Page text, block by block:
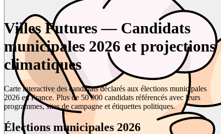
Villes Futures — Candidats
municipales 2026 et projections
climatiques
Carte interactive des candidats déclarés aux élections municipales
2026 en France. Plus de 50 000 candidats référencés avec leurs
programmes, sites de campagne et étiquettes politiques.
Élections municipales 2026